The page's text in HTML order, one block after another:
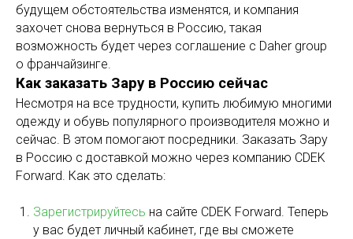
будущем обстоятельства изменятся, и компания
захочет снова вернуться в Россию, такая
возможность будет через соглашение с Daher group
о франчайзинге.
Как заказать Зару в Россию сейчас
Несмотря на все трудности, купить любимую многими
одежду и обувь популярного производителя можно и
сейчас. В этом помогают посредники. Заказать Зару
в Россию с доставкой можно через компанию CDEK
Forward. Как это сделать:
Зарегистрируйтесь на сайте CDEK Forward. Теперь
у вас будет личный кабинет, где вы сможете